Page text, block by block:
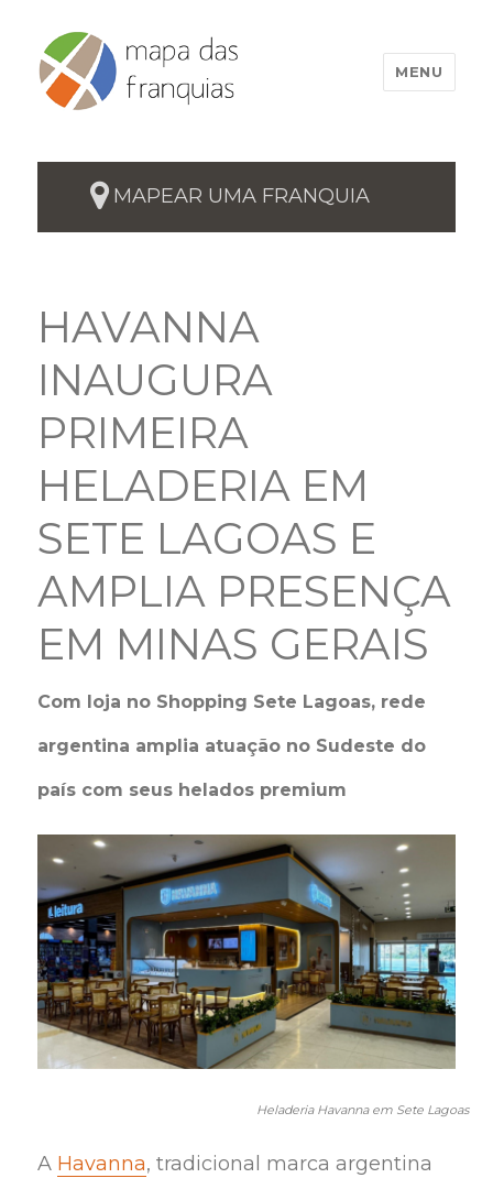
MENU
MAPEAR UMA FRANQUIA
HAVANNA
INAUGURA
PRIMEIRA
HELADERIA EM
SETE LAGOAS E
AMPLIA PRESENÇA
EM MINAS GERAIS
Com loja no Shopping Sete Lagoas, rede
argentina amplia atuação no Sudeste do
país com seus helados premium
Heladeria Havanna em Sete Lagoas
A Havanna, tradicional marca argentina